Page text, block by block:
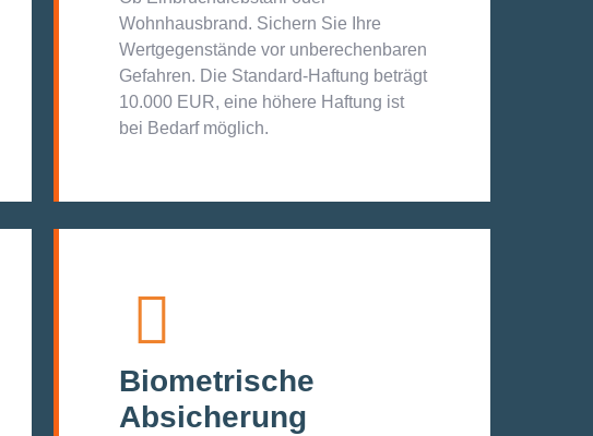
Wohnhausbrand. Sichern Sie Ihre
Wertgegenstände vor unberechenbaren
Gefahren. Die Standard-Haftung beträgt
10.000 EUR, eine höhere Haftung ist
bei Bedarf möglich.
Biometrische
Absicherung